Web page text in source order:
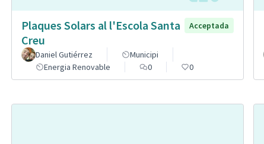
Plaques Solars al l'Escola Santa
Creu
Acceptada
Daniel Gutiérrez
Municipi
Energia Renovable
0 0